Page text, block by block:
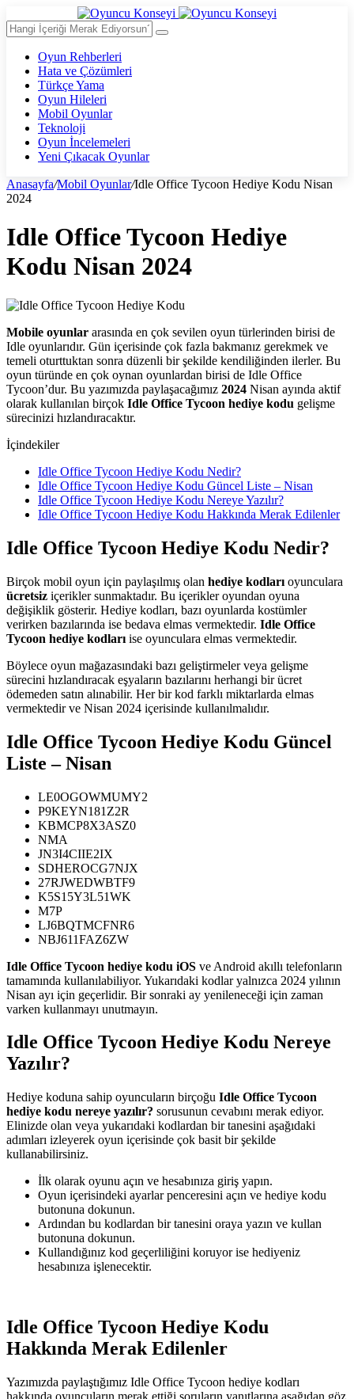
Oyun Rehberleri
Hata ve Çözümleri
Türkçe Yama
Oyun Hileleri
Mobil Oyunlar
Teknoloji
Oyun İncelemeleri
Yeni Çıkacak Oyunlar
Anasayfa/Mobil Oyunlar/Idle Office Tycoon Hediye Kodu Nisan
2024
Idle Office Tycoon Hediye
Kodu Nisan 2024
Mobile oyunlar arasında en çok sevilen oyun türlerinden birisi de
Idle oyunlarıdır. Gün içerisinde çok fazla bakmanız gerekmek ve
temeli oturttuktan sonra düzenli bir şekilde kendiliğinden ilerler. Bu
oyun türünde en çok oynan oyunlardan birisi de Idle Office
Tycoon’dur. Bu yazımızda paylaşacağımız 2024 Nisan ayında aktif
olarak kullanılan birçok Idle Office Tycoon hediye kodu gelişme
sürecinizi hızlandıracaktır.
İçindekiler
Idle Office Tycoon Hediye Kodu Nedir?
Idle Office Tycoon Hediye Kodu Güncel Liste – Nisan
Idle Office Tycoon Hediye Kodu Nereye Yazılır?
Idle Office Tycoon Hediye Kodu Hakkında Merak Edilenler
Idle Office Tycoon Hediye Kodu Nedir?
Birçok mobil oyun için paylaşılmış olan hediye kodları oyunculara
ücretsiz içerikler sunmaktadır. Bu içerikler oyundan oyuna
değişiklik gösterir. Hediye kodları, bazı oyunlarda kostümler
verirken bazılarında ise bedava elmas vermektedir. Idle Office
Tycoon hediye kodları ise oyunculara elmas vermektedir.
Böylece oyun mağazasındaki bazı geliştirmeler veya gelişme
sürecini hızlandıracak eşyaların bazılarını herhangi bir ücret
ödemeden satın alınabilir. Her bir kod farklı miktarlarda elmas
vermektedir ve Nisan 2024 içerisinde kullanılmalıdır.
Idle Office Tycoon Hediye Kodu Güncel
Liste – Nisan
LE0OGOWMUMY2
P9KEYN181Z2R
KBMCP8X3ASZ0
NMA
JN3I4CIIE2IX
SDHEROCG7NJX
27RJWEDWBTF9
K5S15Y3L51WK
M7P
LJ6BQTMCFNR6
NBJ611FAZ6ZW
Idle Office Tycoon hediye kodu iOS ve Android akıllı telefonların
tamamında kullanılabiliyor. Yukarıdaki kodlar yalnızca 2024 yılının
Nisan ayı için geçerlidir. Bir sonraki ay yenileneceği için zaman
varken kullanmayı unutmayın.
Idle Office Tycoon Hediye Kodu Nereye
Yazılır?
Hediye koduna sahip oyuncuların birçoğu Idle Office Tycoon
hediye kodu nereye yazılır? sorusunun cevabını merak ediyor.
Elinizde olan veya yukarıdaki kodlardan bir tanesini aşağıdaki
adımları izleyerek oyun içerisinde çok basit bir şekilde
kullanabilirsiniz.
İlk olarak oyunu açın ve hesabınıza giriş yapın.
Oyun içerisindeki ayarlar penceresini açın ve hediye kodu
butonuna dokunun.
Ardından bu kodlardan bir tanesini oraya yazın ve kullan
butonuna dokunun.
Kullandığınız kod geçerliliğini koruyor ise hediyeniz
hesabınıza işlenecektir.
Idle Office Tycoon Hediye Kodu
Hakkında Merak Edilenler
Yazımızda paylaştığımız Idle Office Tycoon hediye kodları